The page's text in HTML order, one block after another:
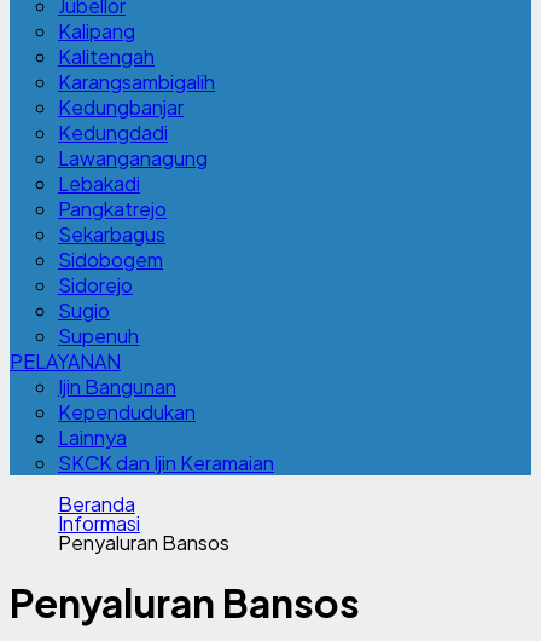
Jubellor
Kalipang
Kalitengah
Karangsambigalih
Kedungbanjar
Kedungdadi
Lawanganagung
Lebakadi
Pangkatrejo
Sekarbagus
Sidobogem
Sidorejo
Sugio
Supenuh
PELAYANAN
Ijin Bangunan
Kependudukan
Lainnya
SKCK dan Ijin Keramaian
Beranda
Informasi
Penyaluran Bansos
Penyaluran Bansos